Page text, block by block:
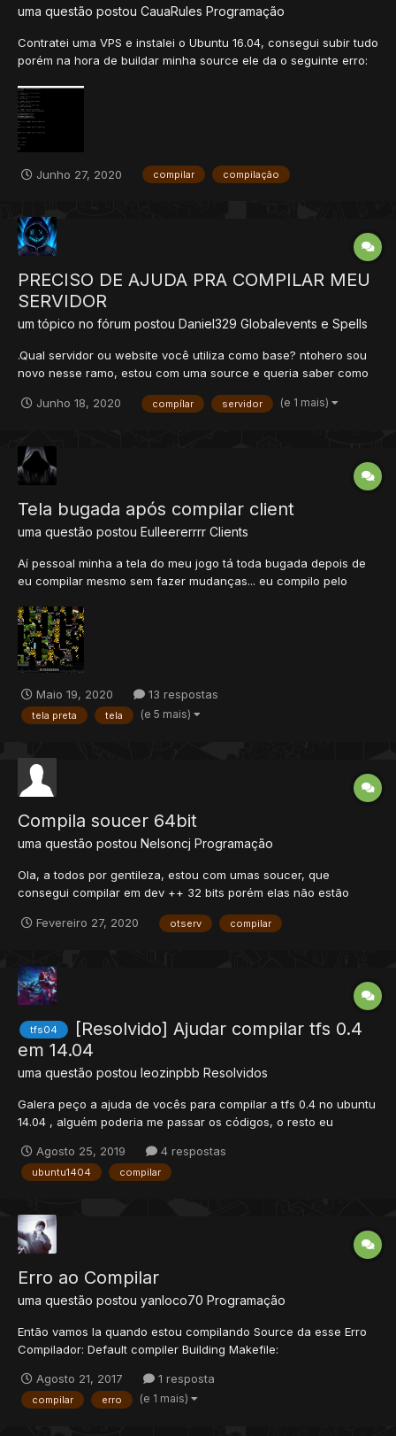
uma questão postou CauaRules Programação
Contratei uma VPS e instalei o Ubuntu 16.04, consegui subir tudo
porém na hora de buildar minha source ele da o seguinte erro:
sei se pode ser a source mas desconfio pois o caminho do erro
é da libxml2.. Procurei em diver...
Junho 27, 2020 compilar compilação
PRECISO DE AJUDA PRA COMPILAR MEU
SERVIDOR
um tópico no fórum postou Daniel329 Globalevents e Spells
.Qual servidor ou website você utiliza como base? ntohero sou
novo nesse ramo, estou com uma source e queria saber como
trata uma source eu agradeço e como se fazer... eu
Junho 18, 2020 compílar servidor (e 1 mais)
Tela bugada após compilar client
uma questão postou Eulleererrrr Clients
Aí pessoal minha a tela do meu jogo tá toda bugada depois de
eu compilar mesmo sem fazer mudanças... eu compilo pelo
e ainda assim dá erro. Alguém pode dar um Help?
Maio 19, 2020 13 respostas
tela preta tela (e 5 mais)
Compila soucer 64bit
uma questão postou Nelsoncj Programação
Ola, a todos por gentileza, estou com umas soucer, que
consegui compilar em dev ++ 32 bits porém elas não estão
muita dificuldade de compilar elas no virtual, por gentileza
Fevereiro 27, 2020 otserv compilar
tfs04
[Resolvido] Ajudar compilar tfs 0.4
em 14.04
uma questão postou leozinpbb Resolvidos
Galera peço a ajuda de vocês para compilar a tfs 0.4 no ubuntu
14.04 , alguém poderia me passar os códigos, o resto eu
Agosto 25, 2019
4 respostas
ubuntu1404 compilar
Erro ao Compilar
uma questão postou yanloco70 Programação
Então vamos la quando estou compilando Source da esse Erro
Compilador: Default compiler Building Makefile:
Level)\dev-cpp\Makefile.win" Executando make... mingw32-make
-f "C:\Users\Pc\Desktop\PokeWizard\PokéLight Source (Without
Agosto 21, 2017 1 resposta
compilar erro (e 1 mais)